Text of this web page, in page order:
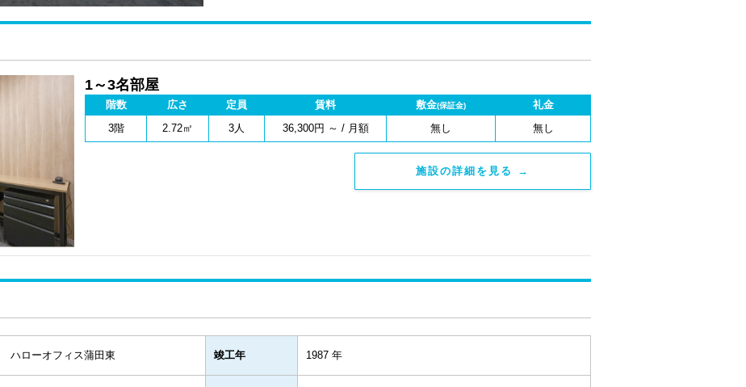
1～3名部屋
階数 広さ 定員 賃料 敷金(保証金)
礼金
3階
2.72㎡ 3人 36,300円 ～ / 月額 無し 無し
施設の詳細を見る →
ハローオフィス蒲田東 竣工年 1987 年